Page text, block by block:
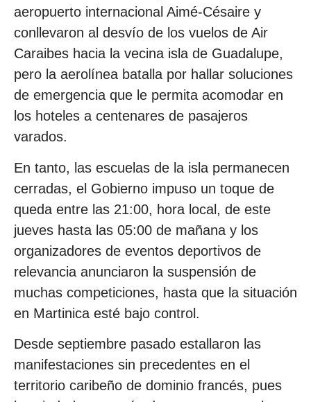
aeropuerto internacional Aimé-Césaire y
conllevaron al desvío de los vuelos de Air
Caraibes hacia la vecina isla de Guadalupe,
pero la aerolínea batalla por hallar soluciones
de emergencia que le permita acomodar en
los hoteles a centenares de pasajeros
varados.
En tanto, las escuelas de la isla permanecen
cerradas, el Gobierno impuso un toque de
queda entre las 21:00, hora local, de este
jueves hasta las 05:00 de mañana y los
organizadores de eventos deportivos de
relevancia anunciaron la suspensión de
muchas competiciones, hasta que la situación
en Martinica esté bajo control.
Desde septiembre pasado estallaron las
manifestaciones sin precedentes en el
territorio caribeño de dominio francés, pues